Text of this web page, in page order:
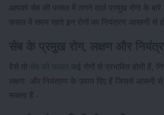
आपको सेब की फसल में लगने वाले प्रमुख रोगो के बारे
फसल में समय रहते इन रोगों का नियंत्रण आसानी से
वैसे तो सेब की फसल कई रोगों से प्रभावित होती हैं,
लक्षण और नियंत्रण के उपाय दिए हैं जिससे आसनी से
सकता हैं -